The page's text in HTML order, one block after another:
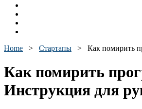
Home > Стартапы > Как помирить
Как помирить
Инструкция для